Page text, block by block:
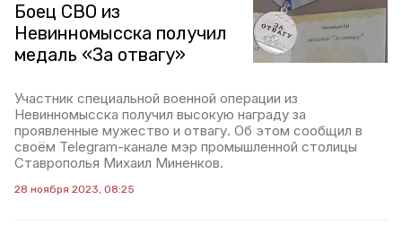
Боец СВО из
Невинномысска получил
медаль «За отвагу»
Участник специальной военной операции из
Невинномысска получил высокую награду за
проявленные мужество и отвагу. Об этом сообщил в
своём Telegram-канале мэр промышленной столицы
Ставрополья Михаил Миненков.
28 ноября 2023, 08:25